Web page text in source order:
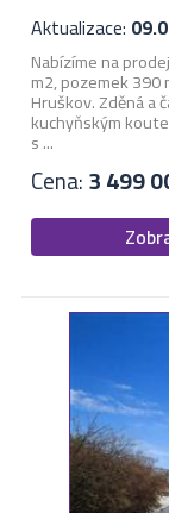
Aktualizace:
Nabízíme na
m2, pozemek 390
Hruškov. Zděná a
kuchyňským
s ...
Cena:3 499